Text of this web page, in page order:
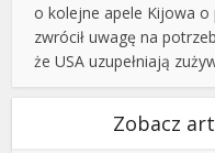
o kolejne apele Kijowa
zwrócił uwagę na
że USA uzupełniają
Zobacz